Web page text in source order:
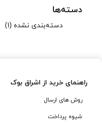
دسته‌ها
دسته‌بندی نشده (1)
راهنمای خرید از اشراق بوک
روش های ارسال
شیوه پرداخت